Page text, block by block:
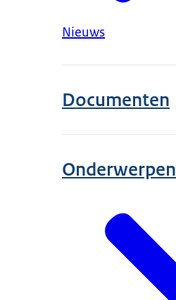
Nieuws
Documenten
Onderwerpen